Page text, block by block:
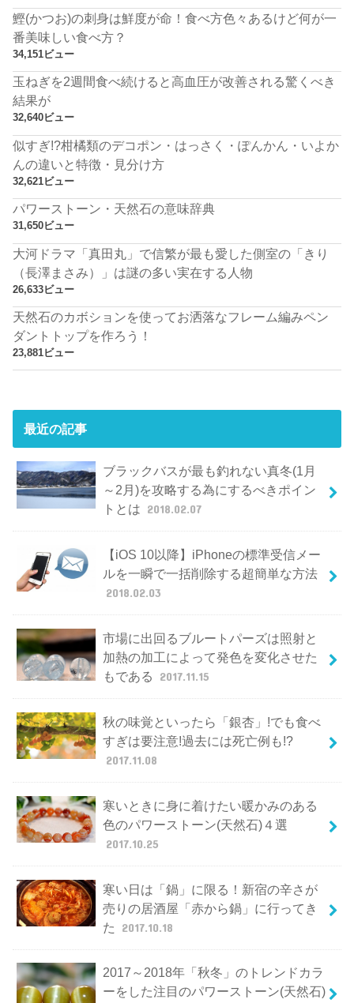
鰹(かつお)の刺身は鮮度が命！食べ方色々あるけど何が一
番美味しい食べ方？
34,151ビュー
玉ねぎを2週間食べ続けると高血圧が改善される驚くべき
結果が
32,640ビュー
似すぎ!?柑橘類のデコポン・はっさく・ぽんかん・いよか
んの違いと特徴・見分け方
32,621ビュー
パワーストーン・天然石の意味辞典
31,650ビュー
大河ドラマ「真田丸」で信繁が最も愛した側室の「きり
（長澤まさみ）」は謎の多い実在する人物
26,633ビュー
天然石のカボションを使ってお洒落なフレーム編みペン
ダントトップを作ろう！
23,881ビュー
最近の記事
ブラックバスが最も釣れない真冬(1月
～2月)を攻略する為にするべきポイン
トとは 2018.02.07
【iOS 10以降】iPhoneの標準受信メー
ルを一瞬で一括削除する超簡単な方法
2018.02.03
市場に出回るブルートパーズは照射と
加熱の加工によって発色を変化させた
もである
2017.11.15
秋の味覚といったら「銀杏」!でも食べ
すぎは要注意!過去には死亡例も!?
2017.11.08
寒いときに身に着けたい暖かみのある
色のパワーストーン(天然石)４選
2017.10.25
寒い日は「鍋」に限る！新宿の辛さが
売りの居酒屋「赤から鍋」に行ってき
た
2017.10.18
2017～2018年「秋冬」のトレンドカラ
ーをした注目のパワーストーン(天然石)